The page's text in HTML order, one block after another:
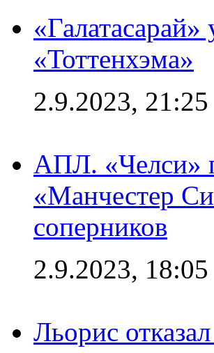
«Тоттенхэма»
2.9.2023, 21:25
АПЛ. «Челси»
«Манчестер
соперников
2.9.2023, 18:05
Льорис